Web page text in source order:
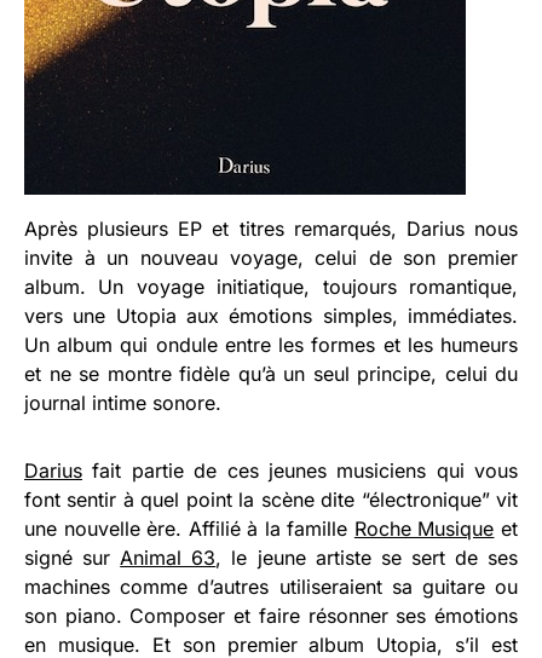
Après plusieurs EP et titres remarqués, Darius nous
invite à un nouveau voyage, celui de son premier
album. Un voyage initiatique, toujours romantique,
vers une Utopia aux émotions simples, immédiates.
Un album qui ondule entre les formes et les humeurs
et ne se montre fidèle qu’à un seul principe, celui du
journal intime sonore.
Darius fait partie de ces jeunes musiciens qui vous
font sentir à quel point la scène dite “électronique” vit
une nouvelle ère. Affilié à la famille Roche Musique et
signé sur Animal 63, le jeune artiste se sert de ses
machines comme d’autres utiliseraient sa guitare ou
son piano. Composer et faire résonner ses émotions
en musique. Et son premier album Utopia, s’il est